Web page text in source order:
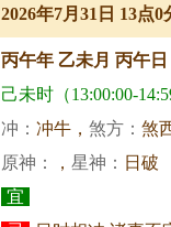
2026年7月31日 13点
丙午年 乙未月 丙午
己未时（13:00:00-
冲： 冲牛， 煞方： 煞
原神：
， 星神： 日破
宜